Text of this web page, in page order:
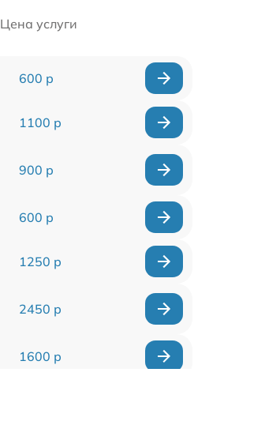
Цена услуги
600 р
1100 р
900 р
600 р
1250 р
2450 р
1600 р